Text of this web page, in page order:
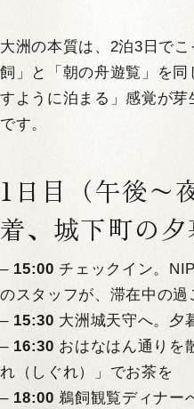
大洲の本質は、2泊3日で
飼」と「朝の舟遊覧」を
すように泊まる」感覚が
です。
1日目（午後〜
着、城下町の夕
– 15:00 チェックイン。
のスタッフが、滞在中の
– 15:30 大洲城天守へ。夕
– 16:30 おはなはん通りを
れ（しぐれ）」でお茶を
– 18:00 鵜飼観覧ディナー